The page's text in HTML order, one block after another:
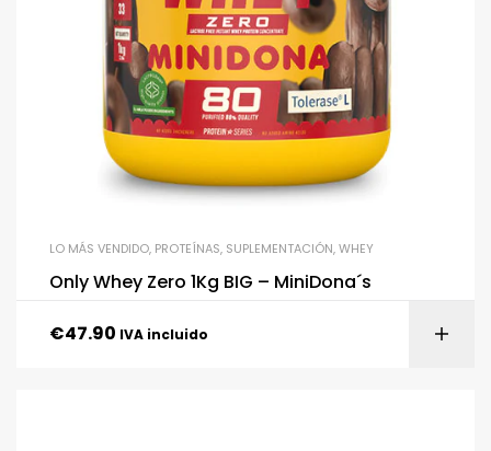
LO MÁS VENDIDO, PROTEÍNAS, SUPLEMENTACIÓN,WHEY
Only Whey Zero 1Kg BIG – MiniDona´s
€47.90 IVA incluido